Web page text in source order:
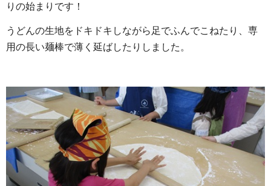
りの始まりです！
うどんの生地をドキドキしながら足でふんでこねたり、専
用の長い麺棒で薄く延ばしたりしました。